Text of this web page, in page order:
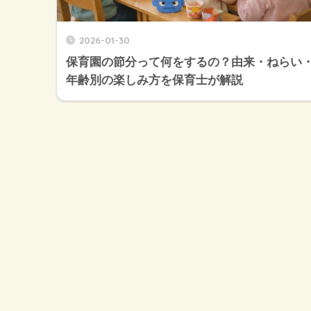
2026-01-30
保育園の節分って何をするの？由来・ねらい
年齢別の楽しみ方を保育士が解説